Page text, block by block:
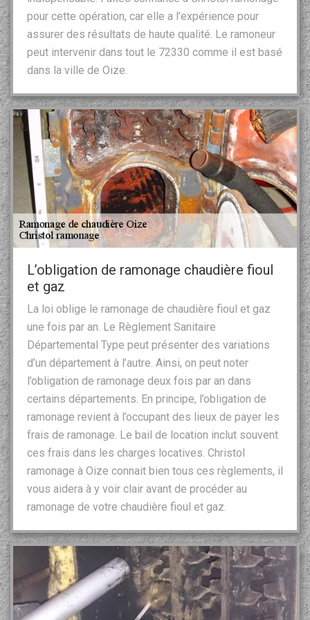
pour cette opération, car elle a l’expérience pour
assurer des résultats de haute qualité. Le ramoneur
peut intervenir dans tout le 72330 comme il est basé
dans la ville de Oize.
L’obligation de ramonage chaudière fioul
et gaz
La loi oblige le ramonage de chaudière fioul et gaz
une fois par an. Le Règlement Sanitaire
Départemental Type peut présenter des variations
d’un département à l’autre. Ainsi, on peut noter
l’obligation de ramonage deux fois par an dans
certains départements. En principe, l’obligation de
ramonage revient à l’occupant des lieux de payer les
frais de ramonage. Le bail de location inclut souvent
ces frais dans les charges locatives. Christol
ramonage à Oize connait bien tous ces règlements, il
vous aidera à y voir clair avant de procéder au
ramonage de votre chaudière fioul et gaz.